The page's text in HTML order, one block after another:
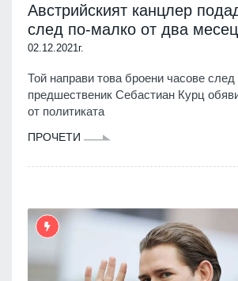
Австрийският канцлер
след по-малко от два
02.12.2021г.
Той направи това броени часове след
предшественик Себастиан Курц
от политиката
ПРОЧЕТИ